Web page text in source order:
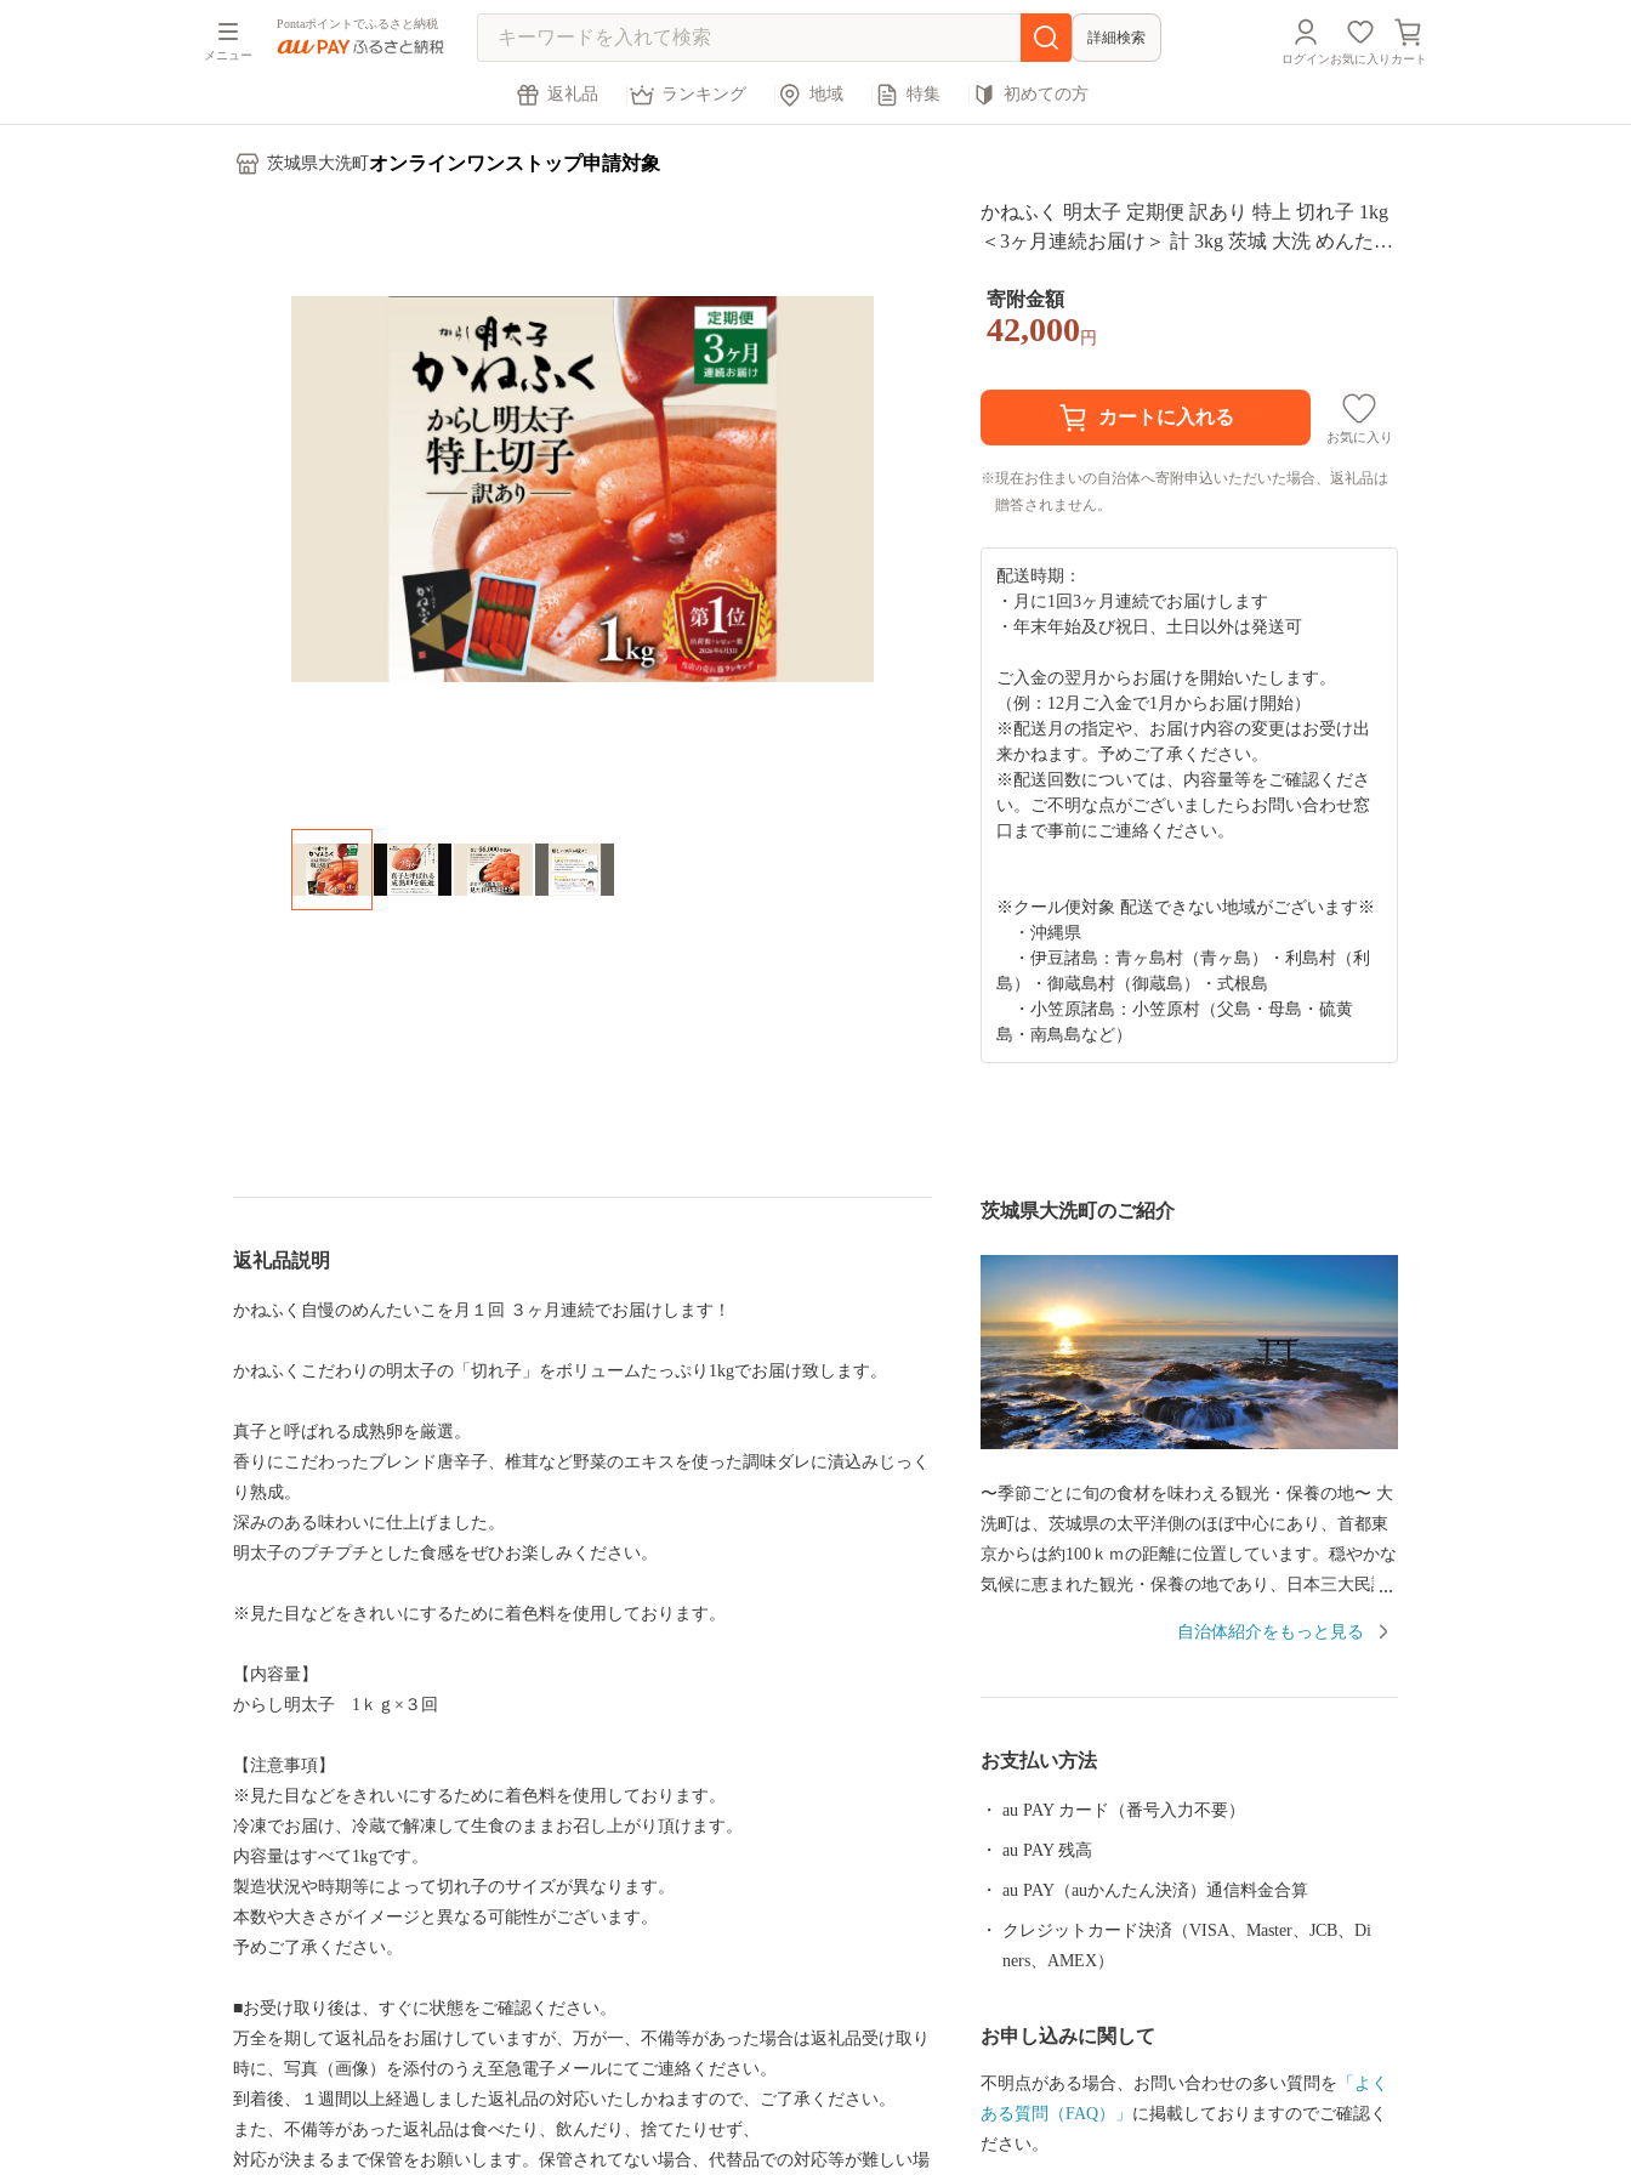
メニュー
Pontaポイントでふるさと納税
詳細検索
ログインお気に入り カート
返礼品 ランキング 地域 特集 初めての方
茨城県大洗町 オンラインワンストップ申請対象
かねふく 明太子 定期便 訳あり 特上 切れ子 1kg
＜3ヶ月連続お届け＞ 計 3kg 茨城 大洗 めんたい
寄附金額
42,000 円
お気に入り
現在お住まいの自治体へ寄附申込いただいた場合、返礼品は
贈答されません。
配送時期：
・月に1回3ヶ月連続でお届けします
・年末年始及び祝日、土日以外は発送可
ご入金の翌月からお届けを開始いたします。
（例：12月ご入金で1月からお届け開始）
※配送月の指定や、お届け内容の変更はお受け出
来かねます。予めご了承ください。
※配送回数については、内容量等をご確認くださ
い。ご不明な点がございましたらお問い合わせ窓
口まで事前にご連絡ください。
※クール便対象 配送できない地域がございます※
・沖縄県
・伊豆諸島：青ヶ島村（青ヶ島）・利島村（利
島）・御蔵島村（御蔵島）・式根島
・小笠原諸島：小笠原村（父島・母島・硫黄
島・南鳥島など）
返礼品説明
かねふく自慢のめんたいこを月１回 ３ヶ月連続でお届けします！
かねふくこだわりの明太子の「切れ子」をボリュームたっぷり1kgでお届け致します。
真子と呼ばれる成熟卵を厳選。
香りにこだわったブレンド唐辛子、椎茸など野菜のエキスを使った調味ダレに漬込みじっく
り熟成。
深みのある味わいに仕上げました。
明太子のプチプチとした食感をぜひお楽しみください。
※見た目などをきれいにするために着色料を使用しております。
【内容量】
からし明太子 1ｋｇ×３回
【注意事項】
※見た目などをきれいにするために着色料を使用しております。
冷凍でお届け、冷蔵で解凍して生食のままお召し上がり頂けます。
内容量はすべて1kgです。
製造状況や時期等によって切れ子のサイズが異なります。
本数や大きさがイメージと異なる可能性がございます。
予めご了承ください。
■お受け取り後は、すぐに状態をご確認ください。
万全を期して返礼品をお届けしていますが、万が一、不備等があった場合は返礼品受け取り
時に、写真（画像）を添付のうえ至急電子メールにてご連絡ください。
到着後、１週間以上経過しました返礼品の対応いたしかねますので、ご了承ください。
また、不備等があった返礼品は食べたり、飲んだり、捨てたりせず、
対応が決まるまで保管をお願いします。保管されてない場合、代替品での対応等が難しい場
茨城県大洗町のご紹介
〜季節ごとに旬の食材を味わえる観光・保養の地〜 大
洗町は、茨城県の太平洋側のほぼ中心にあり、首都東
京からは約100ｋｍの距離に位置しています。穏やかな
気候に恵まれた観光・保養の地であり、日本三大民謡
す。豊かな自然を始め、近代的な観光施設とレトロな
品に加え、豊かな土壌による農産物も豊富な土地柄と
なります。季節ごとの旬な食材をはじめ、観光地とし
してご用意させていただいておりますのでぜひご覧く
ださい。
自治体紹介をもっと見る
お支払い方法
au PAY カード（番号入力不要）
au PAY 残高
au PAY（auかんたん決済）通信料金合算
クレジットカード決済（VISA、Master、JCB、Di
ners、AMEX）
お申し込みに関して
不明点がある場合、お問い合わせの多い質問を 「よく
ある質問（FAQ）」 に掲載しておりますのでご確認く
ださい。